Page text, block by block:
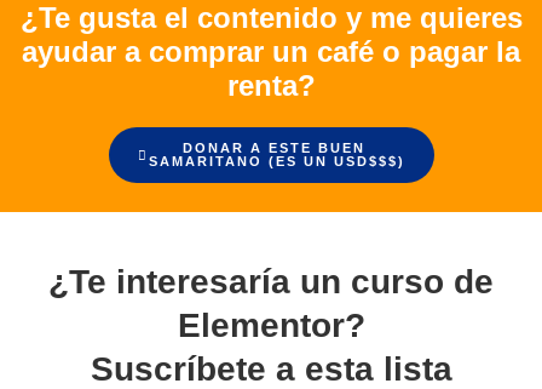
¿Te gusta el contenido y me quieres
ayudar a comprar un café o pagar la
renta?
DONAR A ESTE BUEN
SAMARITANO (ES UN USD$$$)
¿Te interesaría un curso de
Elementor?
Suscríbete a esta lista